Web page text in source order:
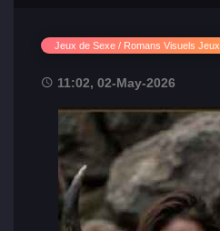
Jeux de Sexe / Romans Visuels Jeux
11:02, 02-May-2026